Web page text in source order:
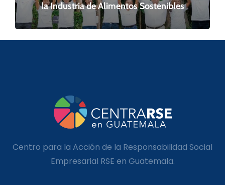
la Industria de Alimentos Sostenibles
Centro para la Acción de la Responsabilidad Social
Empresarial RSE en Guatemala.